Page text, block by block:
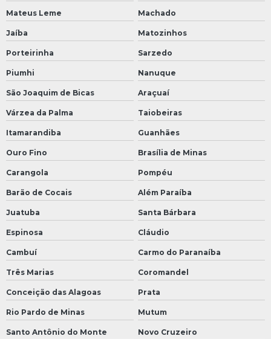
Mateus Leme Machado
Jaíba Matozinhos
Porteirinha Sarzedo
Piumhi Nanuque
São Joaquim de Bicas Araçuaí
Várzea da Palma Taiobeiras
Itamarandiba Guanhães
Ouro Fino Brasília de Minas
Carangola Pompéu
Barão de Cocais Além Paraíba
Juatuba Santa Bárbara
Espinosa Cláudio
Cambuí Carmo do Paranaíba
Três Marias Coromandel
Conceição das Alagoas Prata
Rio Pardo de Minas Mutum
Santo Antônio do Monte Novo Cruzeiro